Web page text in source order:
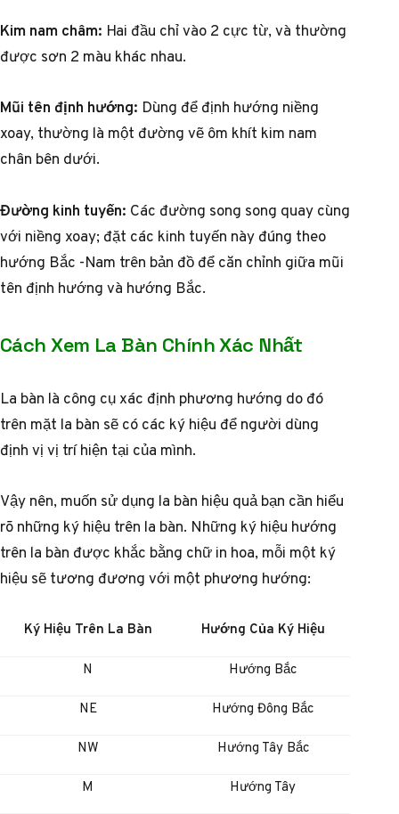
Kim nam châm: Hai đầu chỉ vào 2 cực từ, và thường
được sơn 2 màu khác nhau.
Mũi tên định hướng: Dùng để định hướng niềng
xoay, thường là một đường vẽ ôm khít kim nam
chân bên dưới.
Đường kinh tuyến: Các đường song song quay cùng
với niềng xoay; đặt các kinh tuyến này đúng theo
hướng Bắc -Nam trên bản đồ để căn chỉnh giữa mũi
tên định hướng và hướng Bắc.
Cách Xem La Bàn Chính Xác Nhất
La bàn là công cụ xác định phương hướng do đó
trên mặt la bàn sẽ có các ký hiệu để người dùng
định vị vị trí hiện tại của mình.
Vậy nên, muốn sử dụng la bàn hiệu quả bạn cần hiểu
rõ những ký hiệu trên la bàn. Những ký hiệu hướng
trên la bàn được khắc bằng chữ in hoa, mỗi một ký
hiệu sẽ tương đương với một phương hướng:
Ký Hiệu Trên La Bàn Hướng Của Ký Hiệu
N
Hướng Bắc
NE
Hướng Đông Bắc
NW
Hướng Tây Bắc
M
Hướng Tây